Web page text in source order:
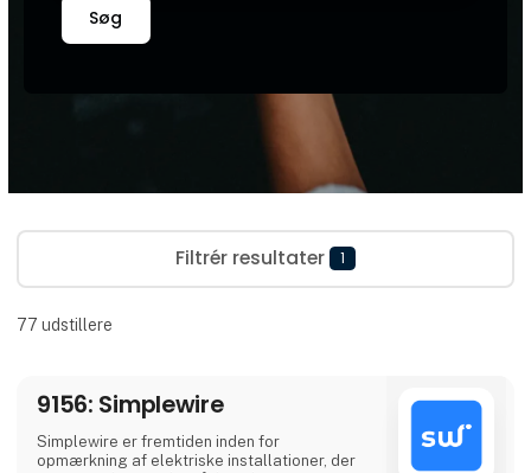
Søg
Filtrér resultater 1
77 udstillere
9156: Simplewire
Simplewire er fremtiden inden for
opmærkning af elektriske installationer, der